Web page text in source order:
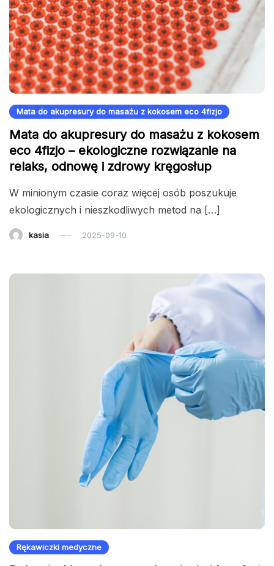
Mata do akupresury do masażu z kokosem eco 4fizjo
Mata do akupresury do masażu z kokosem
eco 4fizjo – ekologiczne rozwiązanie na
relaks, odnowę i zdrowy kręgosłup
W minionym czasie coraz więcej osób poszukuje
ekologicznych i nieszkodliwych metod na […]
kasia 2025-09-10
Rękawiczki medyczne